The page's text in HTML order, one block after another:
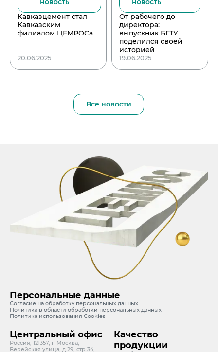
новость
Кавказцемент стал
Кавказским
филиалом ЦЕМРОСа
20.06.2025
новость
От рабочего до
директора:
выпускник БГТУ
поделился своей
историей
19.06.2025
Все новости
Персональные данные
Согласие на обработку персональных данных
Политика в области обработки персональных данных
Политика использования Cookies
Центральный офис
Россия, 121357, г. Москва,
Верейская улица, д.29, стр.34,
Качество
продукции